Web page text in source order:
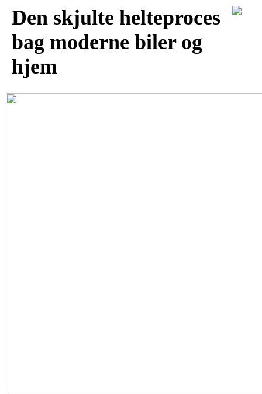
Den skjulte helteproces
bag moderne biler og
hjem